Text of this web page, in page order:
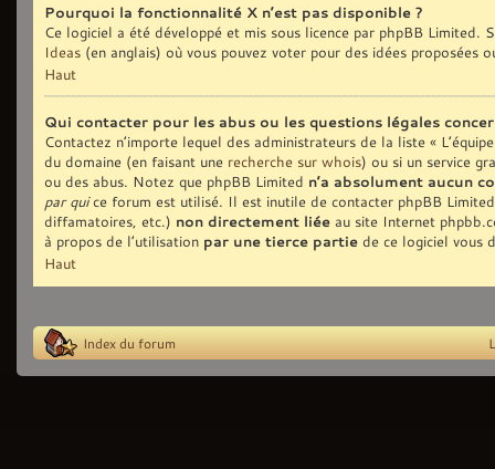
Pourquoi la fonctionnalité X n’est pas disponible ?
Ce logiciel a été développé et mis sous licence par phpBB Limited.
Ideas (en anglais) où vous pouvez voter pour des idées proposées
Haut
Qui contacter pour les abus ou les questions légales
Contactez n’importe lequel des administrateurs de la liste «
du domaine (en faisant une recherche sur whois) ou si un service
ou des abus. Notez que phpBB Limited n’a absolument aucun
par quice forum est utilisé. Il est inutile de contacter phpBB
diffamatoires, etc.) non directement liée au site Internet
à propos de l’utilisation par une tierce partie de ce logiciel vous
Haut
Index du forum